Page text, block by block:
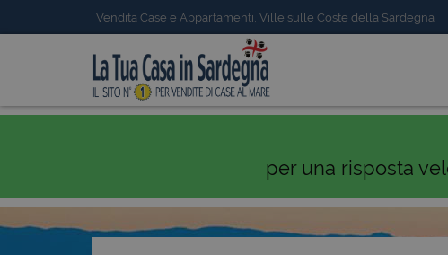
Vendita Case e Appartamenti, Ville sulle Coste della Sardegna
per una risposta